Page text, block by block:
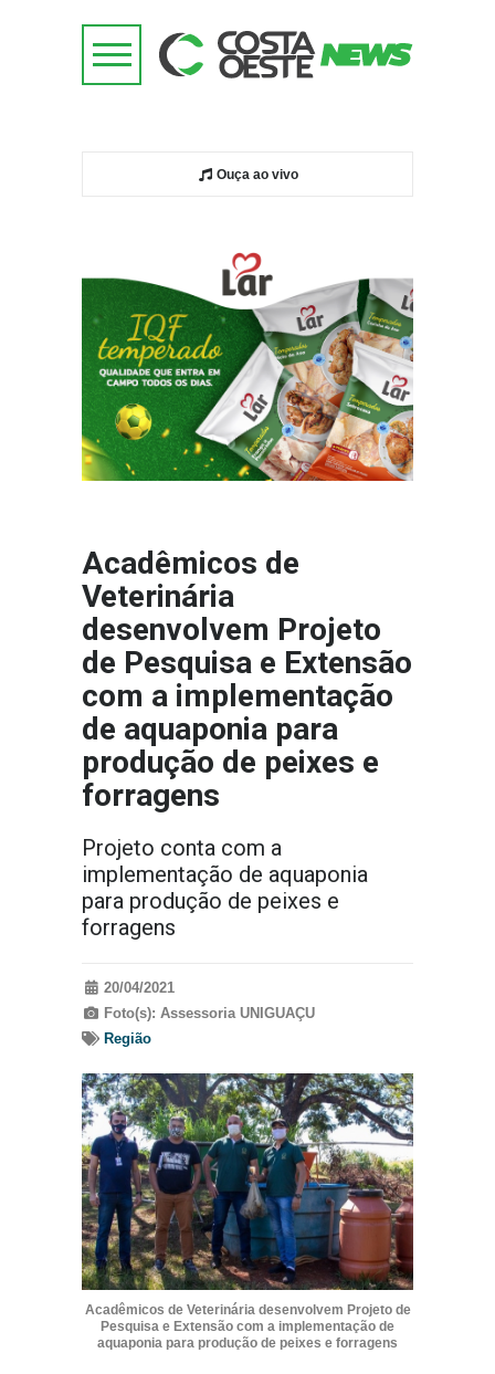
Ouça ao vivo
Acadêmicos de
Veterinária
desenvolvem Projeto
de Pesquisa e Extensão
com a implementação
de aquaponia para
produção de peixes e
forragens
Projeto conta com a
implementação de aquaponia
para produção de peixes e
forragens
20/04/2021
Foto(s): Assessoria UNIGUAÇU
Região
Acadêmicos de Veterinária desenvolvem Projeto de
Pesquisa e Extensão com a implementação de
aquaponia para produção de peixes e forragens